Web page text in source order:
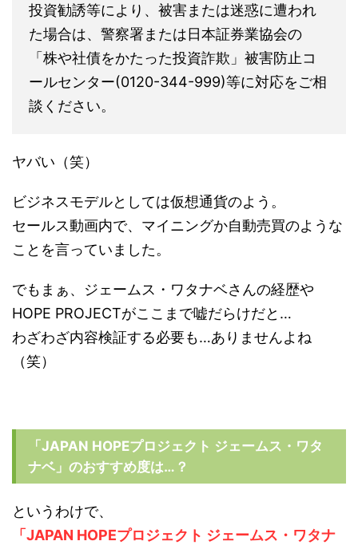
投資勧誘等により、被害または迷惑に遭われ
た場合は、警察署または日本証券業協会の
「株や社債をかたった投資詐欺」被害防止コ
ールセンター(0120-344-999)等に対応をご相
談ください。
ヤバい（笑）
ビジネスモデルとしては仮想通貨のよう。
セールス動画内で、マイニングか自動売買のような
ことを言っていました。
でもまぁ、ジェームス・ワタナベさんの経歴や
HOPE PROJECTがここまで嘘だらけだと…
わざわざ内容検証する必要も…ありませんよね
（笑）
「JAPAN HOPEプロジェクト ジェームス・ワタ
ナベ」のおすすめ度は…？
というわけで、
「JAPAN HOPEプロジェクト ジェームス・ワタナ